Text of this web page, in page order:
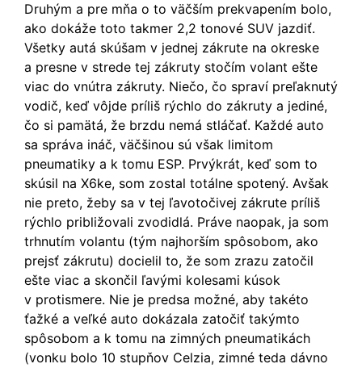
Druhým a pre mňa o to väčším prekvapením bolo,
ako dokáže toto takmer 2,2 tonové SUV jazdiť.
Všetky autá skúšam v jednej zákrute na okreske
a presne v strede tej zákruty stočím volant ešte
viac do vnútra zákruty. Niečo, čo spraví preľaknutý
vodič, keď vôjde príliš rýchlo do zákruty a jediné,
čo si pamätá, že brzdu nemá stláčať. Každé auto
sa správa ináč, väčšinou sú však limitom
pneumatiky a k tomu ESP. Prvýkrát, keď som to
skúsil na X6ke, som zostal totálne spotený. Avšak
nie preto, žeby sa v tej ľavotočivej zákrute príliš
rýchlo približovali zvodidlá. Práve naopak, ja som
trhnutím volantu (tým najhorším spôsobom, ako
prejsť zákrutu) docielil to, že som zrazu zatočil
ešte viac a skončil ľavými kolesami kúsok
v protismere. Nie je predsa možné, aby takéto
ťažké a veľké auto dokázala zatočiť takýmto
spôsobom a k tomu na zimných pneumatikách
(vonku bolo 10 stupňov Celzia, zimné teda dávno